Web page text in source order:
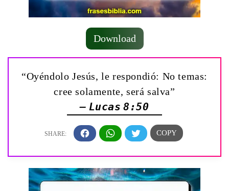
Download
“Oyéndolo Jesús, le respondió: No temas:
cree solamente, será salva”
— Lucas 8:50